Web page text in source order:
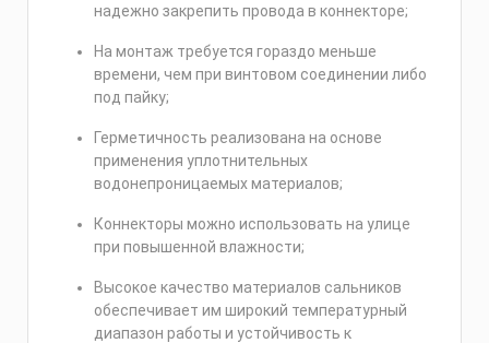
надежно закрепить провода в коннекторе;
На монтаж требуется гораздо меньше
времени, чем при винтовом соединении либо
под пайку;
Герметичность реализована на основе
применения уплотнительных
водонепроницаемых материалов;
Коннекторы можно использовать на улице
при повышенной влажности;
Высокое качество материалов сальников
обеспечивает им широкий температурный
диапазон работы и устойчивость к